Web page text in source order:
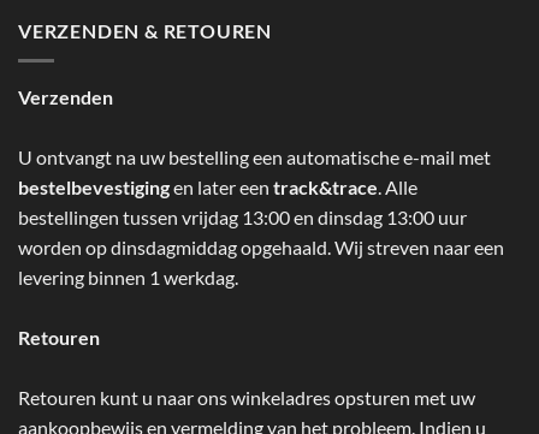
VERZENDEN & RETOUREN
Verzenden
U ontvangt na uw bestelling een automatische e-mail met
bestelbevestigingen later een track&trace . Alle
bestellingen tussen vrijdag 13:00 en dinsdag 13:00 uur
worden op dinsdagmiddag opgehaald. Wij streven naar een
levering binnen 1 werkdag.
Retouren
Retouren kunt u naar ons winkeladres opsturen met uw
aankoopbewijs en vermelding van het probleem. Indien u